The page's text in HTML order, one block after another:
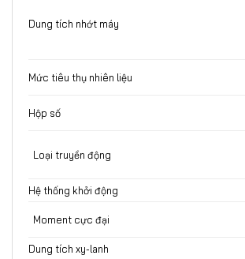
Dung tích nhớt máy
Mức tiêu thụ nhiên liệu
Hộp số
Loại truyền động
Hệ thống khởi động
Moment cực đại
Dung tích xy-lanh